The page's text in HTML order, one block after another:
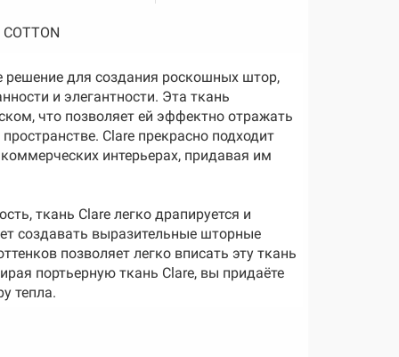
COTTON
решение для создания роскошных штор,
и элегантности. Эта ткань
что позволяет ей эффектно отражать
Clare прекрасно подходит
интерьерах, придавая им
ткань Clare легко драпируется и
создавать выразительные шторные
позволяет легко вписать эту ткань
портьерную ткань Clare, вы придаёте
тепла.